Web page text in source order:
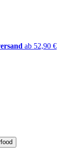
ab 52,90 €